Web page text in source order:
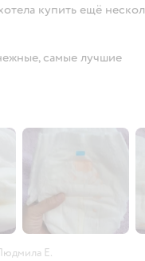
купить ещё
самые лучшие
Е.